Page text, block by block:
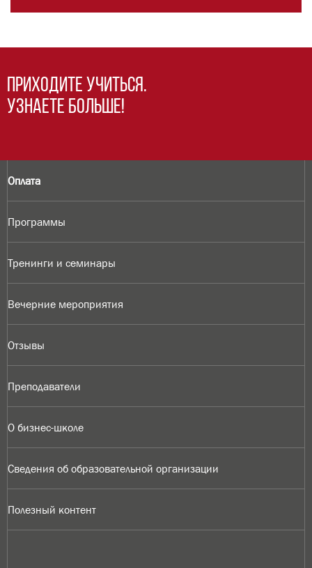
Приходите учиться.
Узнаете больше!
Оплата
Программы
Тренинги и семинары
Вечерние мероприятия
Отзывы
Преподаватели
О бизнес-школе
Сведения об образовательной организации
Полезный контент